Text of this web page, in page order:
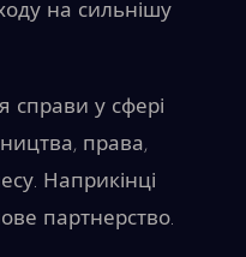
на сильнішу
справи у сфері
права,
Наприкінці
партнерство.